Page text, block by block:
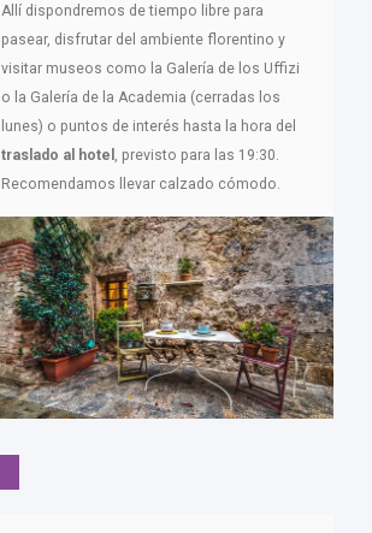
Allí dispondremos de tiempo libre para
pasear, disfrutar del ambiente florentino y
visitar museos como la Galería de los Uffizi
o la Galería de la Academia (cerradas los
lunes) o puntos de interés hasta la hora del
traslado al hotel
, previsto para las 19:30.
Recomendamos llevar calzado cómodo.